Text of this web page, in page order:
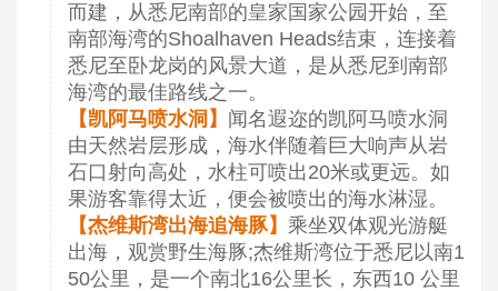
而建，从悉尼南部的皇家国家公园开始，至
南部海湾的Shoalhaven Heads结束，连接着
悉尼至卧龙岗的风景大道，是从悉尼到南部
海湾的最佳路线之一。
【凯阿马喷水洞】 闻名遐迩的凯阿马喷水洞
由天然岩层形成，海水伴随着巨大响声从岩
石口射向高处，水柱可喷出20米或更远。如
果游客靠得太近，便会被喷出的海水淋湿。
【杰维斯湾出海追海豚】 乘坐双体观光游艇
出海，观赏野生海豚;杰维斯湾位于悉尼以南1
50公里，是一个南北16公里长，东西10 公里